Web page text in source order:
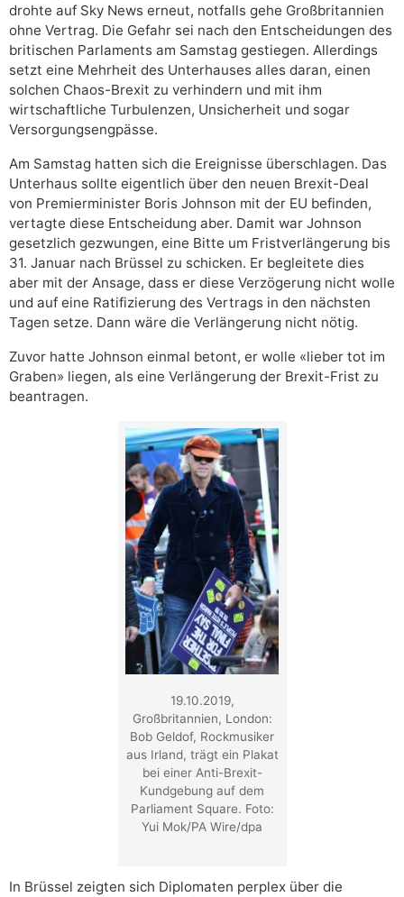
drohte auf Sky News erneut, notfalls gehe Großbritannien
ohne Vertrag. Die Gefahr sei nach den Entscheidungen des
britischen Parlaments am Samstag gestiegen. Allerdings
setzt eine Mehrheit des Unterhauses alles daran, einen
solchen Chaos-Brexit zu verhindern und mit ihm
wirtschaftliche Turbulenzen, Unsicherheit und sogar
Versorgungsengpässe.
Am Samstag hatten sich die Ereignisse überschlagen. Das
Unterhaus sollte eigentlich über den neuen Brexit-Deal
von Premierminister Boris Johnson mit der EU befinden,
vertagte diese Entscheidung aber. Damit war Johnson
gesetzlich gezwungen, eine Bitte um Fristverlängerung bis
31. Januar nach Brüssel zu schicken. Er begleitete dies
aber mit der Ansage, dass er diese Verzögerung nicht wolle
und auf eine Ratifizierung des Vertrags in den nächsten
Tagen setze. Dann wäre die Verlängerung nicht nötig.
Zuvor hatte Johnson einmal betont, er wolle «lieber tot im
Graben» liegen, als eine Verlängerung der Brexit-Frist zu
beantragen.
19.10.2019,
Großbritannien, London:
Bob Geldof, Rockmusiker
aus Irland, trägt ein Plakat
bei einer Anti-Brexit-
Kundgebung auf dem
Parliament Square. Foto:
Yui Mok/PA Wire/dpa
In Brüssel zeigten sich Diplomaten perplex über die